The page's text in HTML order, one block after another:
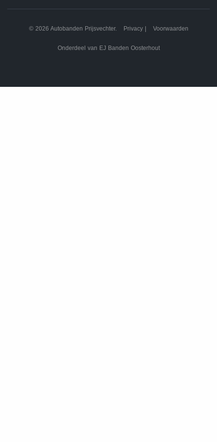
© 2026 Autobanden Prijsvechter. Privacy| Voorwaarden
Onderdeel van EJ Banden Oosterhout